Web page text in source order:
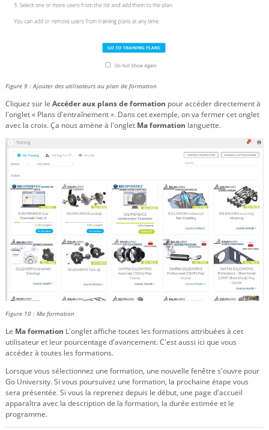
Figure 9 : Ajouter des utilisateurs au plan de formation
Cliquez sur le Accéder aux plans de formation pour accéder directement à
l'onglet « Plans d'entraînement ». Dans cet exemple, on va fermer cet onglet
avec la croix. Ça nous amène à l'onglet Ma formation languette.
Figure 10 : Ma formation
Le Ma formation L'onglet affiche toutes les formations attribuées à cet
utilisateur et leur pourcentage d'avancement. C'est aussi ici que vous
accédez à toutes les formations.
Lorsque vous sélectionnez une formation, une nouvelle fenêtre s'ouvre pour
Go University. Si vous poursuivez une formation, la prochaine étape vous
sera présentée. Si vous la reprenez depuis le début, une page d'accueil
apparaîtra avec la description de la formation, la durée estimée et le
programme.